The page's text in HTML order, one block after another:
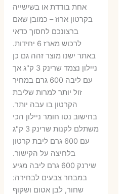
אחת בודדת או בשישייה
בקרטון ארוז – כמובן שאם
ברצונכם לחסוך כדאי
לרכוש מארז 6 יחידות.
באתר ישנו מוצר זהה גם כן
ניילון נצמד שרינק 3 ק"ג אך
עם ליבה 600 גרם במחיר
זול יותר למרות שליבת
הקרטון בו עבה יותר.
בחישוב נטו חומר ניילון הכי
משתלם לקנות שרינק 3 ק"ג
עם 600 גרם ליבת קרטון
בלחיצה על הקישור.
שירנק 600 גרם ליבה מגיע
במבחר צבעים לבחירה:
שחור, לבן אטום ושקוף